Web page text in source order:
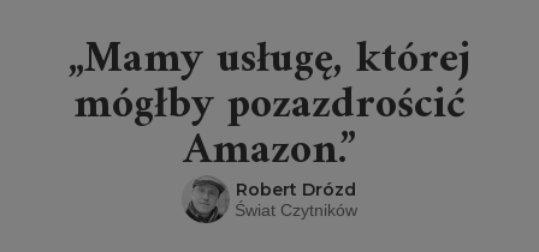
„Mamy usługę, której
mógłby pozazdrościć
Amazon.”
Robert Drózd
Świat Czytników